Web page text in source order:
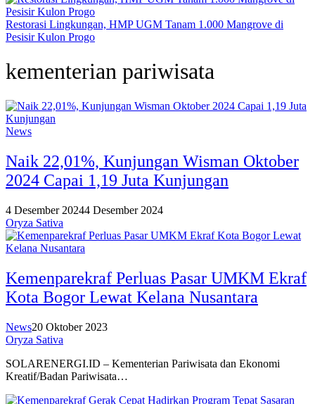
Restorasi Lingkungan, HMP UGM Tanam 1.000 Mangrove di
Pesisir Kulon Progo
kementerian pariwisata
News
Naik 22,01%, Kunjungan Wisman Oktober
2024 Capai 1,19 Juta Kunjungan
4 Desember 20244 Desember 2024
Oryza Sativa
Kemenparekraf Perluas Pasar UMKM Ekraf
Kota Bogor Lewat Kelana Nusantara
News20 Oktober 2023
Oryza Sativa
SOLARENERGI.ID – Kementerian Pariwisata dan Ekonomi
Kreatif/Badan Pariwisata…